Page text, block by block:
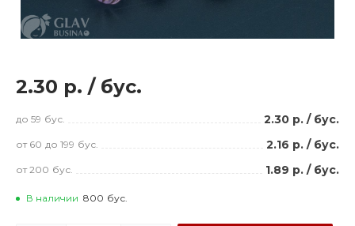
2.30 р. / бус.
до 59 бус. 2.30 р. / бус.
от 60 до 199 бус. 2.16 р. / бус.
от 200 бус. 1.89 р. / бус.
В наличии 800 бус.